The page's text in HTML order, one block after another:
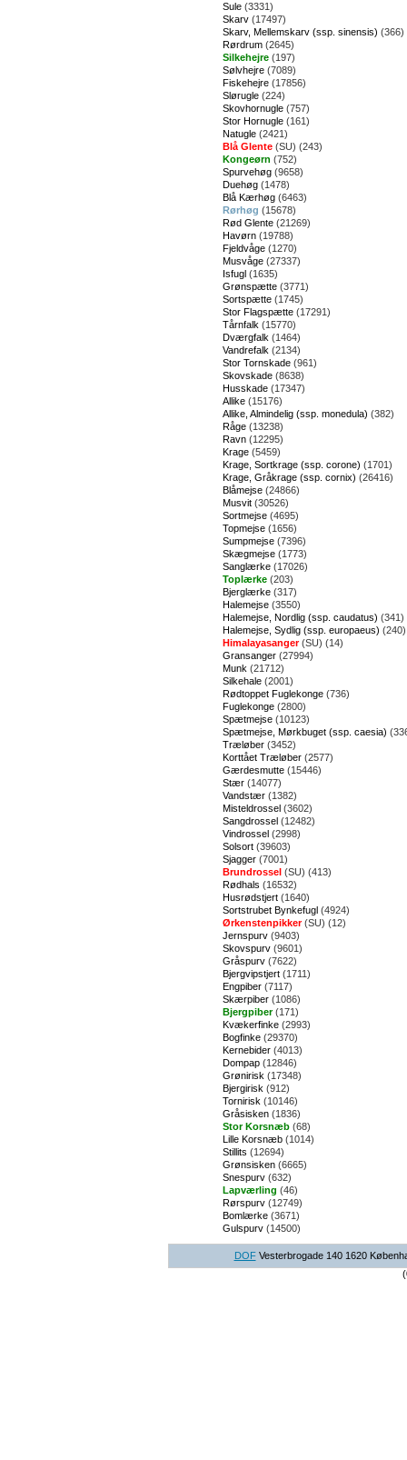
Sule (3331)
Skarv (17497)
Skarv, Mellemskarv (ssp. sinensis) (366)
Rørdrum (2645)
Silkehejre (197)
Sølvhejre (7089)
Fiskehejre (17856)
Slørugle (224)
Skovhornugle (757)
Stor Hornugle (161)
Natugle (2421)
Blå Glente (SU) (243)
Kongeørn (752)
Spurvehøg (9658)
Duehøg (1478)
Blå Kærhøg (6463)
Rørhøg (15678)
Rød Glente (21269)
Havørn (19788)
Fjeldvåge (1270)
Musvåge (27337)
Isfugl (1635)
Grønspætte (3771)
Sortspætte (1745)
Stor Flagspætte (17291)
Tårnfalk (15770)
Dværgfalk (1464)
Vandrefalk (2134)
Stor Tornskade (961)
Skovskade (8638)
Husskade (17347)
Allike (15176)
Allike, Almindelig (ssp. monedula) (382)
Råge (13238)
Ravn (12295)
Krage (5459)
Krage, Sortkrage (ssp. corone) (1701)
Krage, Gråkrage (ssp. cornix) (26416)
Blåmejse (24866)
Musvit (30526)
Sortmejse (4695)
Topmejse (1656)
Sumpmejse (7396)
Skægmejse (1773)
Sanglærke (17026)
Toplærke (203)
Bjerglærke (317)
Halemejse (3550)
Halemejse, Nordlig (ssp. caudatus) (341)
Halemejse, Sydlig (ssp. europaeus) (240)
Himalayasanger(SU) (14)
Gransanger (27994)
Munk (21712)
Silkehale (2001)
Rødtoppet Fuglekonge (736)
Fuglekonge (2800)
Spætmejse (10123)
Spætmejse, Mørkbuget (ssp. caesia)
Træløber (3452)
Korttået Træløber (2577)
Gærdesmutte (15446)
Stær (14077)
Vandstær (1382)
Misteldrossel (3602)
Sangdrossel (12482)
Vindrossel (2998)
Solsort (39603)
Sjagger (7001)
Brundrossel (SU) (413)
Rødhals (16532)
Husrødstjert (1640)
Sortstrubet Bynkefugl (4924)
Ørkenstenpikker(SU) (12)
Jernspurv (9403)
Skovspurv (9601)
Gråspurv (7622)
Bjergvipstjert (1711)
Engpiber (7117)
Skærpiber (1086)
Bjergpiber(171)
Kvækerfinke (2993)
Bogfinke (29370)
Kernebider (4013)
Dompap (12846)
Grønirisk (17348)
Bjergirisk (912)
Tornirisk (10146)
Gråsisken (1836)
Stor Korsnæb (68)
Lille Korsnæb (1014)
Stillits (12694)
Grønsisken (6665)
Snespurv (632)
Lapværling (46)
Rørspurv (12749)
Bomlærke (3671)
Gulspurv (14500)
DOFVesterbrogade 140 1620